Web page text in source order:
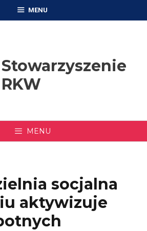
MENU
Stowarzyszenie
RKW
MENU
socjalna
aktywizuje